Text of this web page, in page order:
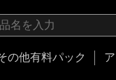
の他有料パック